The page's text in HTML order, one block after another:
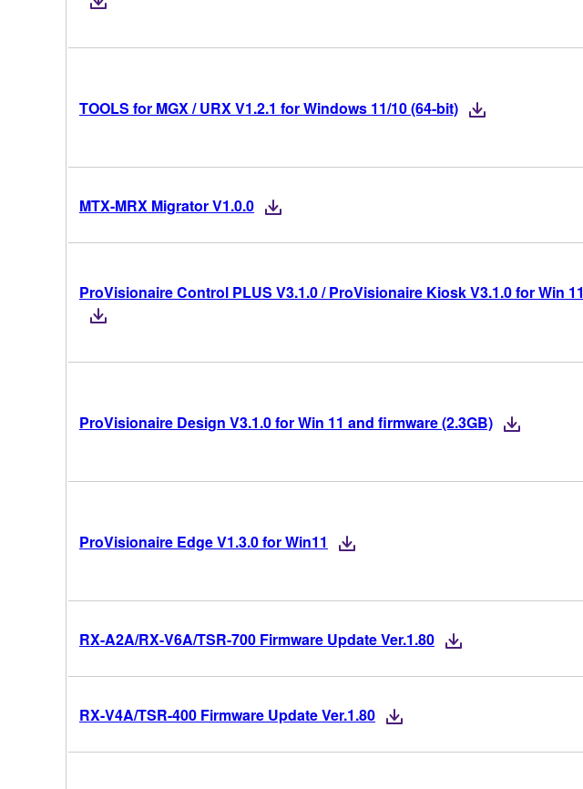
TOOLS for MGX / URX V1.2.1 for Windows 11/10 (64-bit)
MTX-MRX Migrator V1.0.0
ProVisionaire Control PLUS V3.1.0 / ProVisionaire Kiosk V3.1.0 for Win 11
ProVisionaire Design V3.1.0 for Win 11 and firmware (2.3GB)
ProVisionaire Edge V1.3.0 for Win11
RX-A2A/RX-V6A/TSR-700 Firmware Update Ver.1.80
RX-V4A/TSR-400 Firmware Update Ver.1.80